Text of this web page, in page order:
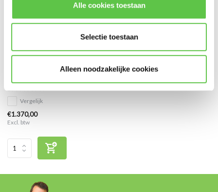
Alle cookies toestaan
Selectie toestaan
Alleen noodzakelijke cookies
Cisco Meraki MS210-48FP
Vergelijk
€1.370,00
Excl. btw